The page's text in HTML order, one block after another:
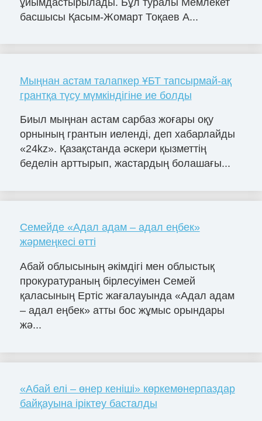
басшысы Қасым-Жомарт Тоқаев A...
Мыңнан астам талапкер ҰБТ тапсырмай-ақ
грантқа түсу мүмкіндігіне ие болды
Биыл мыңнан астам сарбаз жоғары оқу
орнының грантын иеленді, деп хабарлайды
«24kz». Қазақстанда әскери қызметтің
беделін арттырып, жастардың болашағы...
Семейде «Адал адам – адал еңбек»
жәрмеңкесі өтті
Абай облысының әкімдігі мен облыстық
прокуратураның бірлесуімен Семей
қаласының Ертіс жағалауында «Адал адам
– адал еңбек» атты бос жұмыс орындары
жә...
«Абай елі – өнер кеніші» көркемөнерпаздар
байқауына іріктеу басталды